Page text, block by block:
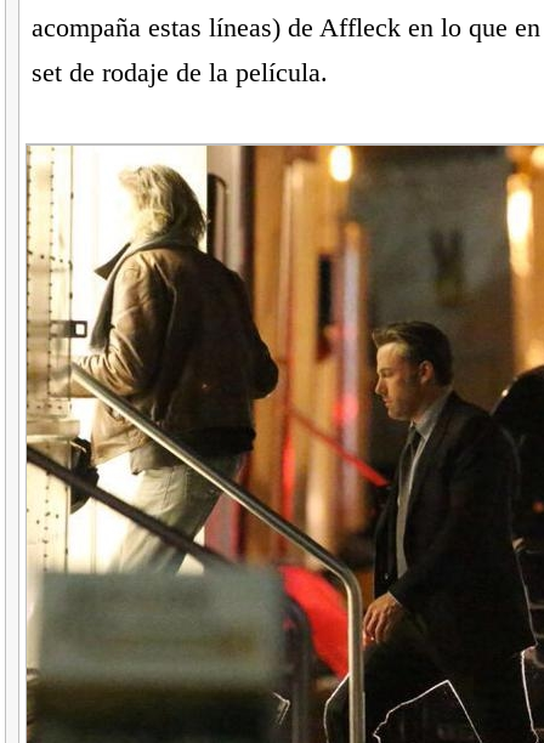
acompaña estas líneas) de Affleck en lo que
set de rodaje de la película.